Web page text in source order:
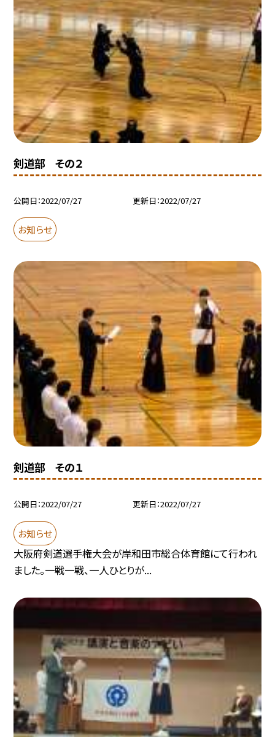
剣道部 その２
公開日 2022/07/27 更新日 2022/07/27
お知らせ
剣道部 その１
公開日 2022/07/27 更新日 2022/07/27
お知らせ
大阪府剣道選手権大会が岸和田市総合体育館にて行われ
ました。一戦一戦、一人ひとりが...